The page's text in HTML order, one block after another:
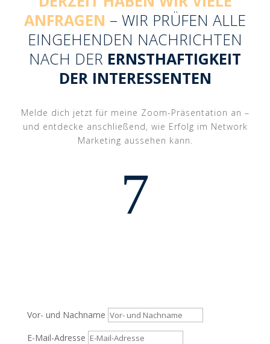
ANFRAGEN – WIR PRÜFEN ALLE
EINGEHENDEN NACHRICHTEN
NACH DER ERNSTHAFTIGKEIT
DER INTERESSENTEN
Melde dich jetzt für meine Zoom-Präsentation an –
und entdecke anschließend, wie Erfolg im Network
Marketing aussehen kann.
7
Vor- und Nachname
E-Mail-Adresse